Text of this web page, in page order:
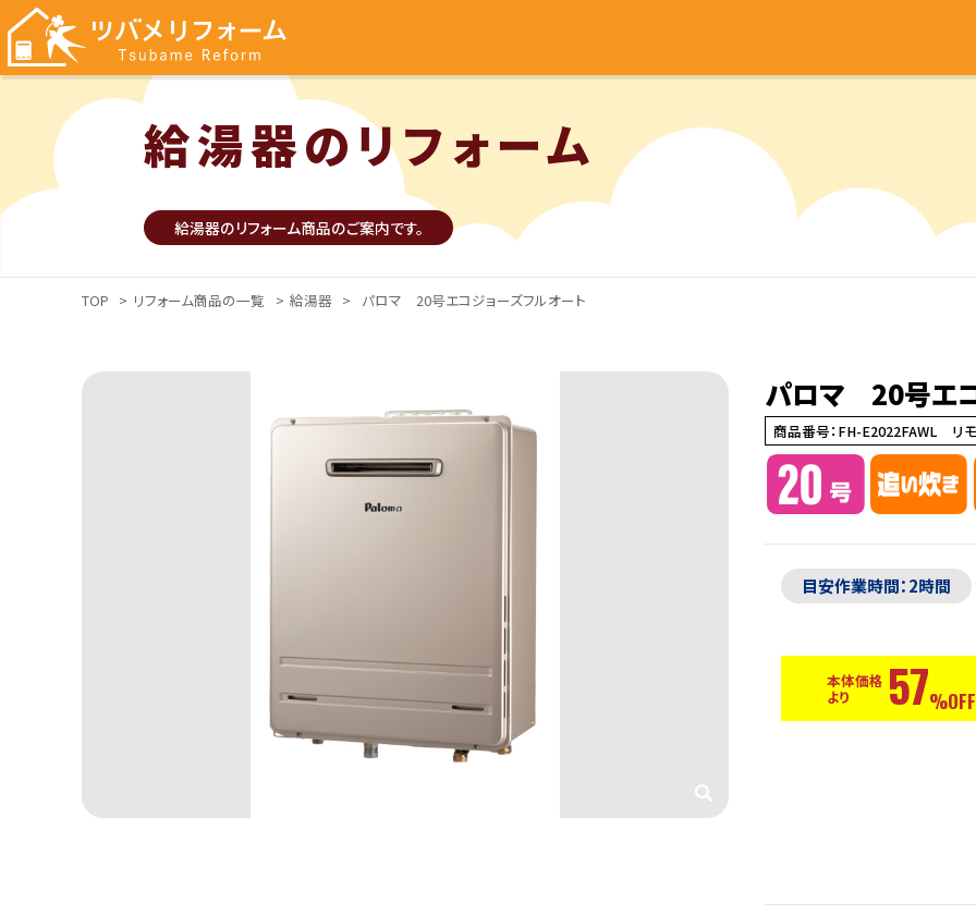
給湯器のリフォーム
給湯器のリフォーム商品のご案内です。
TOP > リフォーム商品の一覧 > 給湯器 > パロマ 20号エコジョーズフルオート
パロマ 20号エ
商品番号：FH-E2022FAWL リ
目安作業時間：2時間
本体価格
より 57